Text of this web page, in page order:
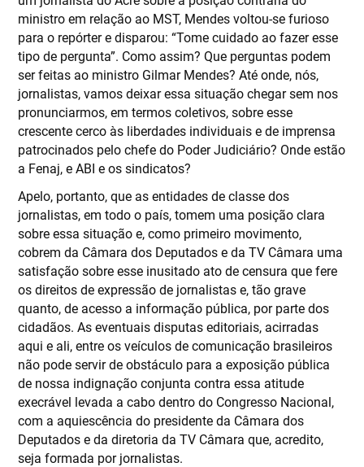
ministro em relação ao MST, Mendes voltou-se furioso
para o repórter e disparou: “Tome cuidado ao fazer esse
tipo de pergunta”. Como assim? Que perguntas podem
ser feitas ao ministro Gilmar Mendes? Até onde, nós,
jornalistas, vamos deixar essa situação chegar sem nos
pronunciarmos, em termos coletivos, sobre esse
crescente cerco às liberdades individuais e de imprensa
patrocinados pelo chefe do Poder Judiciário? Onde estão
a Fenaj, e ABI e os sindicatos?
Apelo, portanto, que as entidades de classe dos
jornalistas, em todo o país, tomem uma posição clara
sobre essa situação e, como primeiro movimento,
cobrem da Câmara dos Deputados e da TV Câmara uma
satisfação sobre esse inusitado ato de censura que fere
os direitos de expressão de jornalistas e, tão grave
quanto, de acesso a informação pública, por parte dos
cidadãos. As eventuais disputas editoriais, acirradas
aqui e ali, entre os veículos de comunicação brasileiros
não pode servir de obstáculo para a exposição pública
de nossa indignação conjunta contra essa atitude
execrável levada a cabo dentro do Congresso Nacional,
com a aquiescência do presidente da Câmara dos
Deputados e da diretoria da TV Câmara que, acredito,
seja formada por jornalistas.